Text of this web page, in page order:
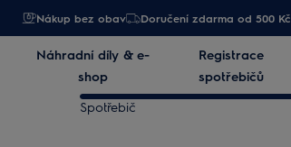
Nákup bez obav Doručení zdarma od 500 Kč
Náhradní díly & e-
shop
Registrace
spotřebičů
Spotřebič